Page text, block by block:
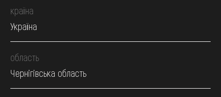
країна
Україна
область
Чернігівська область